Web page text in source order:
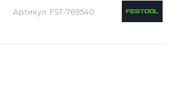
Артикул: FST-769540